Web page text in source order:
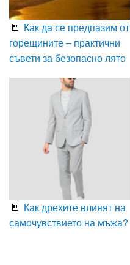
Как да се предпазим от
горещините – практични
съвети за безопасно лято
Как дрехите влияят на
самочувствието на мъжа?